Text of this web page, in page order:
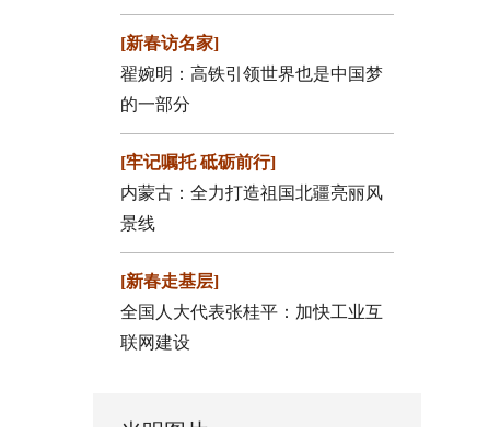
[新春访名家]
翟婉明：高铁引领世界也是中国梦
的一部分
[牢记嘱托 砥砺前行]
内蒙古：全力打造祖国北疆亮丽风
景线
[新春走基层]
全国人大代表张桂平：加快工业互
联网建设